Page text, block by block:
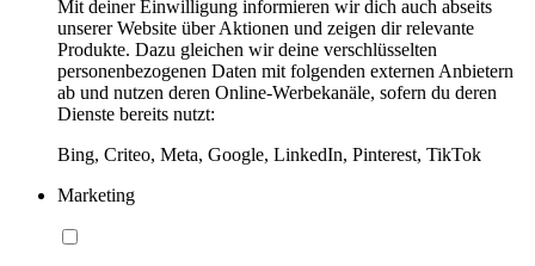
Mit deiner Einwilligung informieren wir dich auch abseits
unserer Website über Aktionen und zeigen dir relevante
Produkte. Dazu gleichen wir deine verschlüsselten
personenbezogenen Daten mit folgenden externen Anbietern
ab und nutzen deren Online-Werbekanäle, sofern du deren
Dienste bereits nutzt:
Bing, Criteo, Meta, Google, LinkedIn, Pinterest, TikTok
Marketing